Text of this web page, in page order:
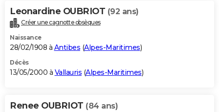
Leonardine OUBRIOT (92 ans)
Créer une cagnotte obsèques
Naissance
28/02/1908 à Antibes (Alpes-Maritimes)
Décès
13/05/2000 à Vallauris (Alpes-Maritimes)
Renee OUBRIOT (84 ans)